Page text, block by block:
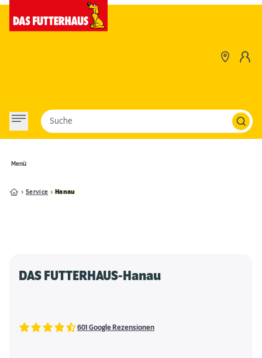
Menü
Suche
Service Hanau
DAS FUTTERHAUS-Hanau
601 Google Rezensionen